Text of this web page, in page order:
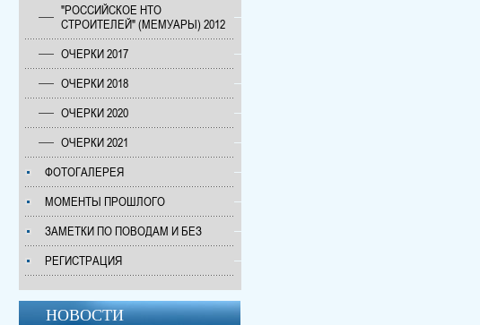
"РОССИЙСКОЕ НТО
СТРОИТЕЛЕЙ" (МЕМУАРЫ) 2012
ОЧЕРКИ 2017
ОЧЕРКИ 2018
ОЧЕРКИ 2020
ОЧЕРКИ 2021
ФОТОГАЛЕРЕЯ
МОМЕНТЫ ПРОШЛОГО
ЗАМЕТКИ ПО ПОВОДАМ И БЕЗ
РЕГИСТРАЦИЯ
НОВОСТИ